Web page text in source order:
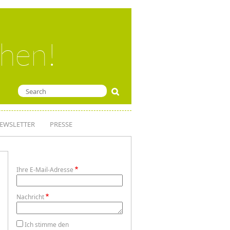
PRESSE
Ihre E-Mail-Adresse
Nachricht
Ich stimme den